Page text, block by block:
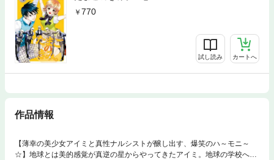
770
試し読み カートへ
作品情報
【薄幸の美少女アイミと真性ナルシストが醸し出す、爆笑のハ～モニ～
☆】地球とは美的感覚が真逆の星からやってきたアイミ。地球の学校へ通